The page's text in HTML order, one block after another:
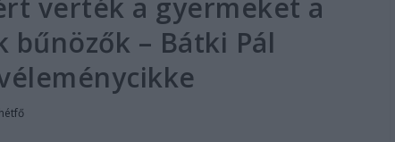
verték a gyermeket a
bűnözők – Bátki Pál